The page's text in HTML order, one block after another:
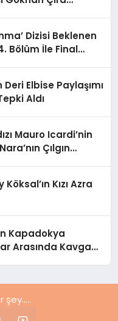
Dizisi Beklenen
Bölüm İle Final
Elbise Paylaşımı
Aldı
Mauro Icardi’nin
Çılgın
Kızı Azra
Kapadokya
Arasında Kavga
şey.....